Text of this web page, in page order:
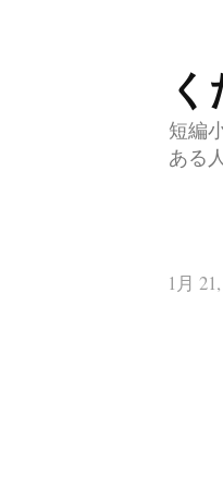
コ
ン
テ
ス
短編
ある
1月